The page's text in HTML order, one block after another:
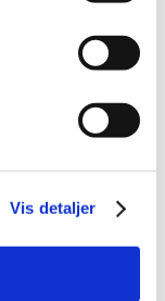
Vis detaljer